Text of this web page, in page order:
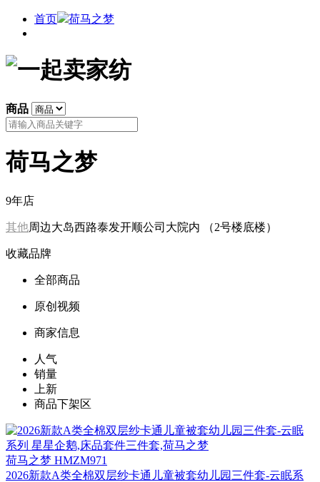
首页 荷马之梦
商品
荷马之梦
9年店
其他周边大岛西路泰发开顺公司大院内 （2号楼底楼）
收藏品牌
全部商品
原创视频
商家信息
人气
销量
上新
商品下架区
荷马之梦 HMZM971
2026新款A类全棉双层纱卡通儿童被套幼儿园三件套-云眠系